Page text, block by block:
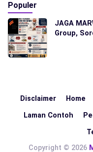
Populer
JAGA
Group,
Disclaimer Home
Laman Contoh
Copyright © 2026